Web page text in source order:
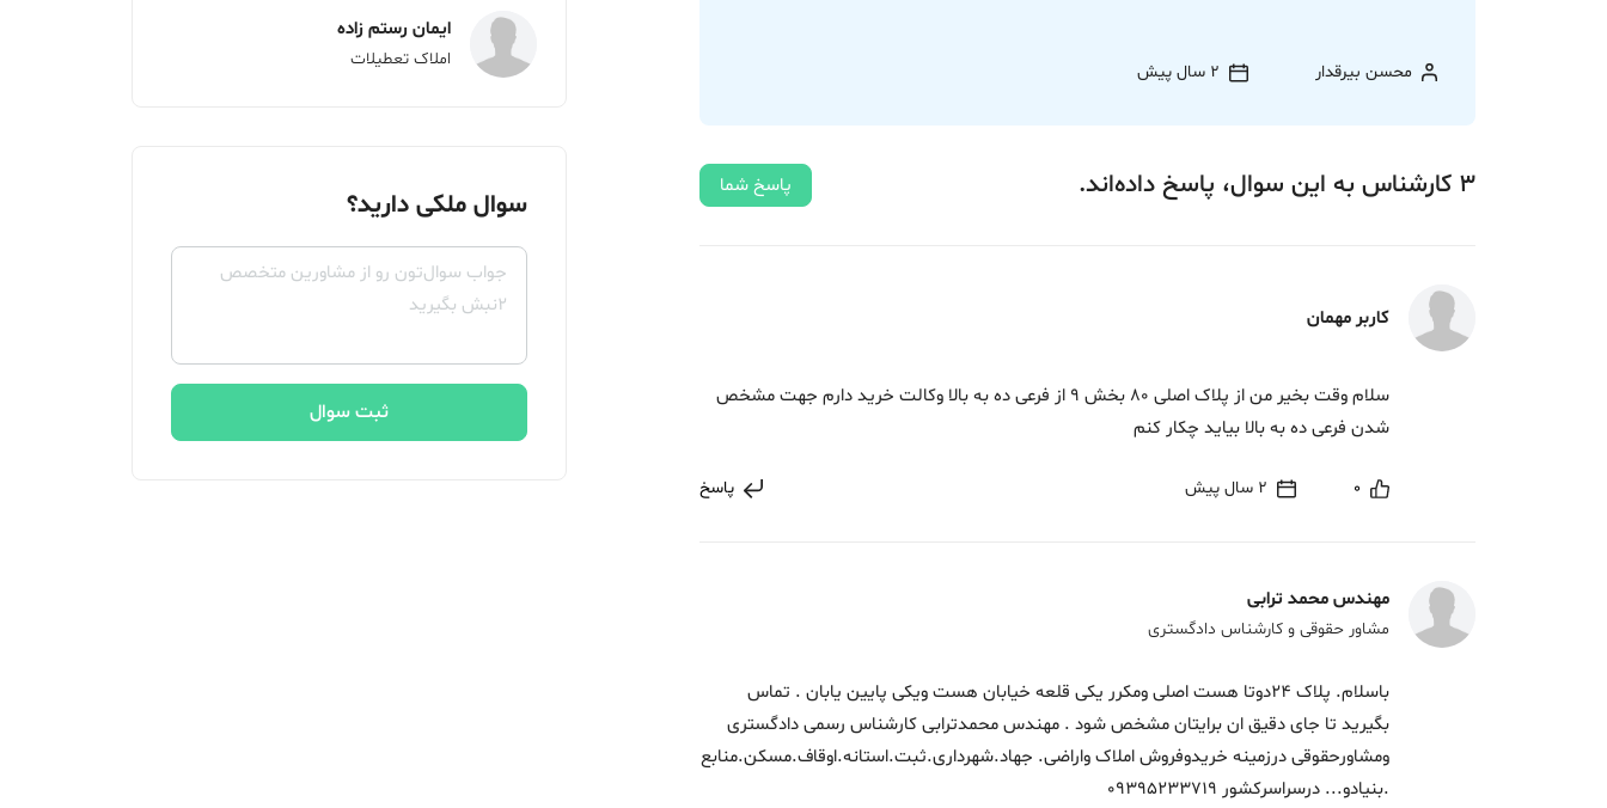
محسن بیرقدار 2 سال پیش
3 کارشناس به این سوال، پاسخ داده‌اند. پاسخ شما
کاربر مهمان
سلام وقت بخیر من از پلاک اصلی 80 بخش 9 از فرعی ده به بالا وکالت خرید دارم جهت مشخص
شدن فرعی ده به بالا بیاید چکار کنم
0 2 سال پیش پاسخ
مهندس محمد ترابی
مشاور حقوقی و کارشناس دادگستری
باسلام. پلاک 24دوتا هست اصلی ومکرر یکی قلعه خیابان هست ویکی پایین یابان . تماس
بگیرید تا جای دقیق ان برایتان مشخص شود . مهندس محمدترابی کارشناس رسمی دادگستری
ومشاورحقوقی درزمینه خریدوفروش املاک واراضی. جهاد.شهرداری.ثبت.استانه.اوقاف.مسکن.منابع
.بنیادو... درسراسرکشور 09395233719
ایمان رستم زاده
املاک تعطیلات
سوال ملکی دارید؟
ثبت سوال